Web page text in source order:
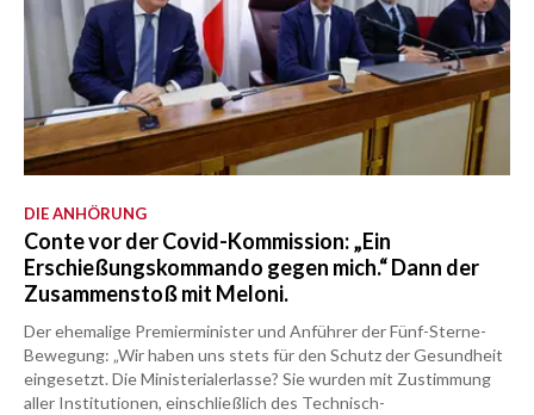
DIE ANHÖRUNG
Conte vor der Covid-Kommission: „Ein
Erschießungskommando gegen mich.“ Dann der
Zusammenstoß mit Meloni.
Der ehemalige Premierminister und Anführer der Fünf-Sterne-
Bewegung: „Wir haben uns stets für den Schutz der Gesundheit
eingesetzt. Die Ministerialerlasse? Sie wurden mit Zustimmung
aller Institutionen, einschließlich des Technisch-